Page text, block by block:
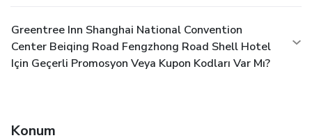
Greentree Inn Shanghai National Convention
Center Beiqing Road Fengzhong Road Shell Hotel
Için Geçerli Promosyon Veya Kupon Kodları Var Mı?
Konum